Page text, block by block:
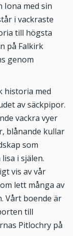
Iona med sin
i vackraste
till högsta
på Falkirk
genom
historia med
av säckpipor.
vackra vyer
blånande kullar
som
i själen.
vis av vår
lett många av
Vårt boende är
till
Pitlochry på